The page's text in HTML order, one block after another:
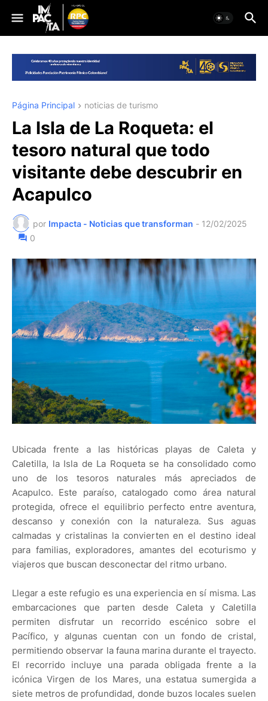
Página Principal noticias de turismo
La Isla de La Roqueta: el
tesoro natural que todo
visitante debe descubrir en
Acapulco
por Impacta - Noticias que transforman - 12/02/2025
0
Ubicada frente a las históricas playas de Caleta y
Caletilla, la Isla de La Roqueta se ha consolidado como
uno de los tesoros naturales más apreciados de
Acapulco. Este paraíso, catalogado como área natural
protegida, ofrece el equilibrio perfecto entre aventura,
descanso y conexión con la naturaleza. Sus aguas
calmadas y cristalinas la convierten en el destino ideal
para familias, exploradores, amantes del ecoturismo y
viajeros que buscan desconectar del ritmo urbano.
Llegar a este refugio es una experiencia en sí misma. Las
embarcaciones que parten desde Caleta y Caletilla
permiten disfrutar un recorrido escénico sobre el
Pacífico, y algunas cuentan con un fondo de cristal,
permitiendo observar la fauna marina durante el trayecto.
El recorrido incluye una parada obligada frente a la
icónica Virgen de los Mares, una estatua sumergida a
siete metros de profundidad, donde buzos locales suelen